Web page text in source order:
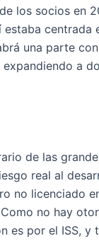
los socios en
centrada
una parte
a
de las
real al
no licenciado
no hay
es por el ISS, y